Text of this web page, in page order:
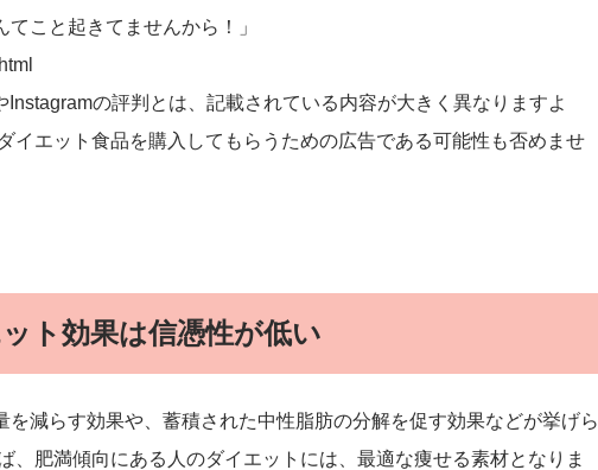
こと起きてませんから！」
の評判とは、記載されている内容が大きく異なりますよ
イエット食品を購入してもらうための広告である可能性も否めませ
ト効果は信憑性が低い
減らす効果や、蓄積された中性脂肪の分解を促す効果などが挙げら
、肥満傾向にある人のダイエットには、最適な痩せる素材となりま